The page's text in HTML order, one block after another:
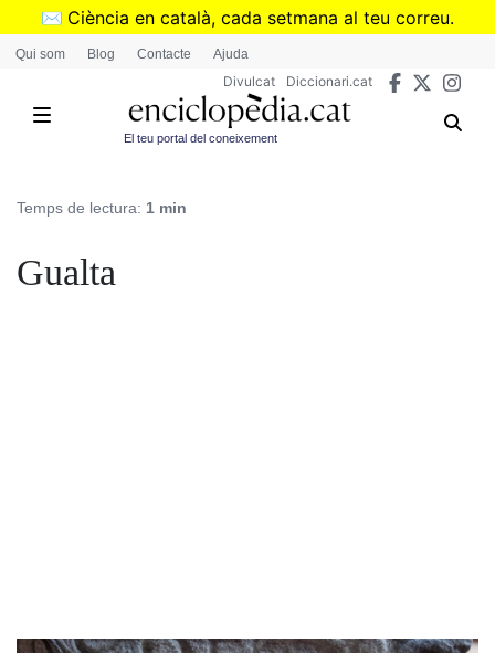
Vés
✉️ Ciència en català, cada setmana al teu correu.
➜Subscriu-te al butlletí de Divulcat
Qui som Blog Contacte Ajuda
Divulcat Diccionari.cat
El teu portal del coneixement
Temps de lectura: 1 min
Gualta